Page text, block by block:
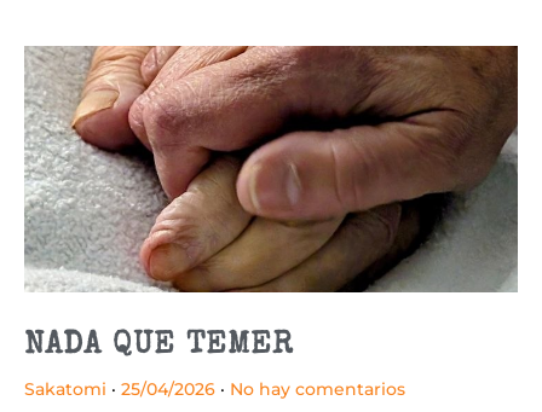
NADA QUE TEMER
Sakatomi 25/04/2026 No hay comentarios